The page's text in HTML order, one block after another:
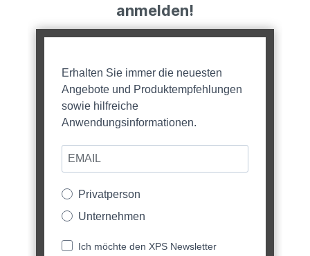
anmelden!
Erhalten Sie immer die neuesten
Angebote und Produktempfehlungen
sowie hilfreiche
Anwendungsinformationen.
Privatperson
Unternehmen
Ich möchte den XPS Newsletter